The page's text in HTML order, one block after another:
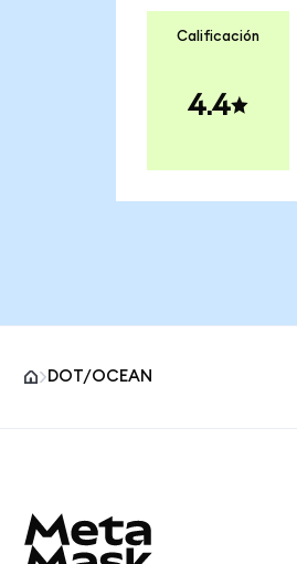
Calificación
4.4
DOT/OCEAN